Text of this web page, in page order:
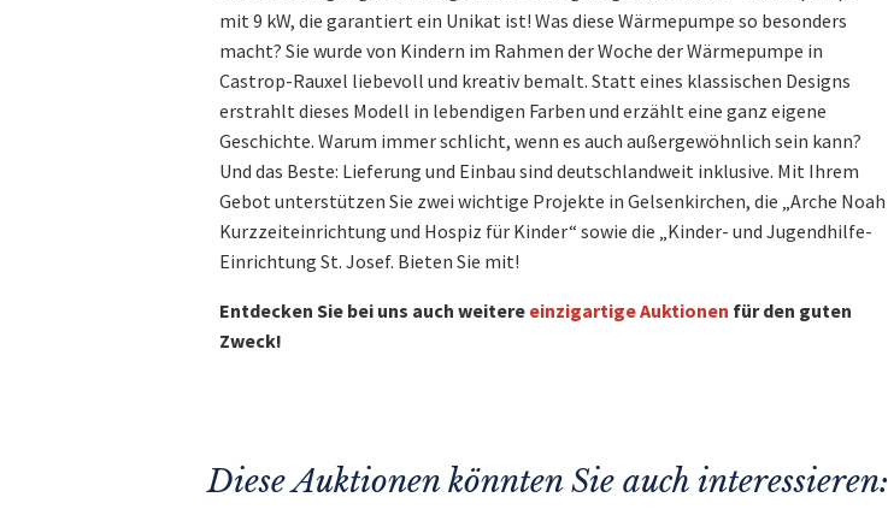
mit 9 kW, die garantiert ein Unikat ist! Was diese Wärmepumpe so besonders
macht? Sie wurde von Kindern im Rahmen der Woche der Wärmepumpe in
Castrop-Rauxel liebevoll und kreativ bemalt. Statt eines klassischen Designs
erstrahlt dieses Modell in lebendigen Farben und erzählt eine ganz eigene
Geschichte. Warum immer schlicht, wenn es auch außergewöhnlich sein kann?
Und das Beste: Lieferung und Einbau sind deutschlandweit inklusive. Mit Ihrem
Gebot unterstützen Sie zwei wichtige Projekte in Gelsenkirchen, die „Arche Noah
Kurzzeiteinrichtung und Hospiz für Kinder“ sowie die „Kinder- und Jugendhilfe-
Einrichtung St. Josef. Bieten Sie mit!
Entdecken Sie bei uns auch weitere einzigartige Auktionen für den guten
Zweck!
Diese Auktionen könnten Sie auch interessieren: